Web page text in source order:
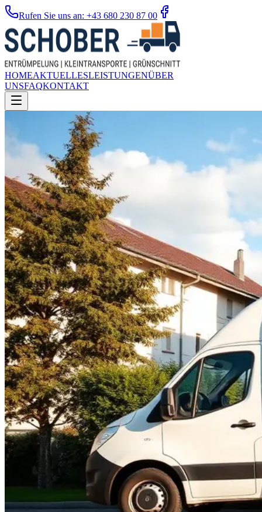
Rufen Sie uns an: +43 680 230 87 00
HOMEAKTUELLESLEISTUNGENÜBER
UNSFAQKONTAKT